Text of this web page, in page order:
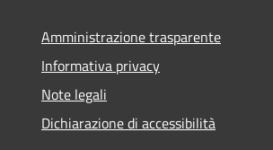
Amministrazione trasparente
Informativa privacy
Note legali
Dichiarazione di accessibilità